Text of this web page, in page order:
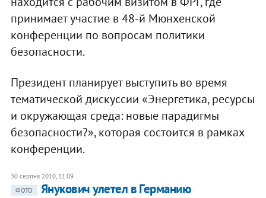
принимает участие в 48-й Мюнхенской
конференции по вопросам политики
безопасности.
Президент планирует выступить во время
тематической дискуссии «Энергетика, ресурсы
и окружающая среда: новые парадигмы
безопасности?», которая состоится в рамках
конференции.
30 серпня 2010, 11:09
ФОТО
Янукович улетел в Германию